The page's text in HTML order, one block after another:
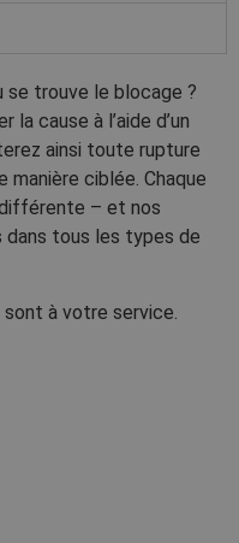
se trouve le blocage ?
la cause à l’aide d’un
ainsi toute rupture
ciblée. Chaque
– et nos
tous les types de
sont à votre service.